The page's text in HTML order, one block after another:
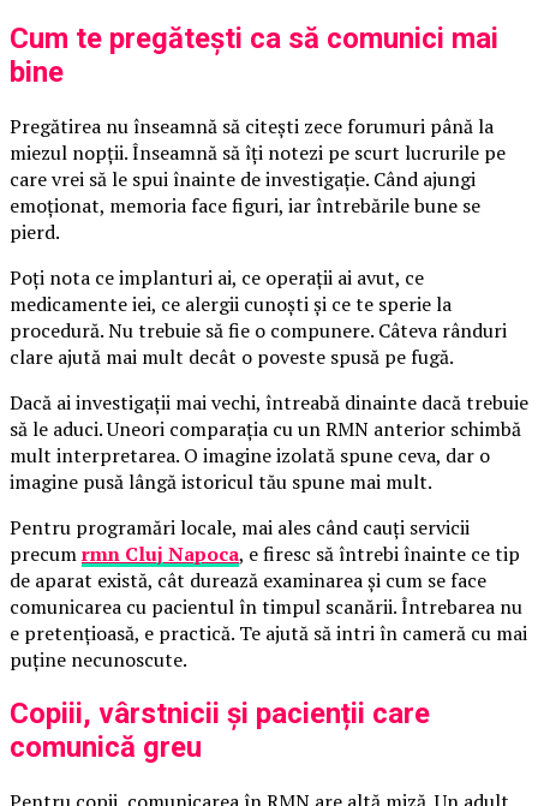
Cum te pregătești ca să comunici mai
bine
Pregătirea nu înseamnă să citești zece forumuri până la
miezul nopții. Înseamnă să îți notezi pe scurt lucrurile pe
care vrei să le spui înainte de investigație. Când ajungi
emoționat, memoria face figuri, iar întrebările bune se
pierd.
Poți nota ce implanturi ai, ce operații ai avut, ce
medicamente iei, ce alergii cunoști și ce te sperie la
procedură. Nu trebuie să fie o compunere. Câteva rânduri
clare ajută mai mult decât o poveste spusă pe fugă.
Dacă ai investigații mai vechi, întreabă dinainte dacă trebuie
să le aduci. Uneori comparația cu un RMN anterior schimbă
mult interpretarea. O imagine izolată spune ceva, dar o
imagine pusă lângă istoricul tău spune mai mult.
Pentru programări locale, mai ales când cauți servicii
precumrmn Cluj Napoca, e firesc să întrebi înainte ce tip
de aparat există, cât durează examinarea și cum se face
comunicarea cu pacientul în timpul scanării. Întrebarea nu
e pretențioasă, e practică. Te ajută să intri în cameră cu mai
puține necunoscute.
Copiii, vârstnicii și pacienții care
comunică greu